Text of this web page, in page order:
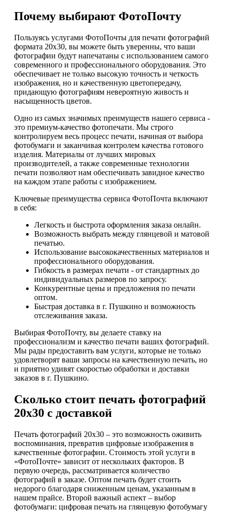
Почему выбирают ФотоПочту
Пользуясь услугами ФотоПочты для печати фотографий
формата 20х30, вы можете быть уверенны, что ваши
фотографии будут напечатаны с использованием самого
современного и профессионального оборудования. Это
обеспечивает не только высокую точность и четкость
изображения, но и качественную цветопередачу,
придающую фотографиям невероятную живость и
насыщенность цветов.
Одно из самых значимых преимуществ нашего сервиса -
это премиум-качество фотопечати. Мы строго
контролируем весь процесс печати, начиная от выбора
фотобумаги и заканчивая контролем качества готового
изделия. Материалы от лучших мировых
производителей, а также современные технологии
печати позволяют нам обеспечивать завидное качество
на каждом этапе работы с изображением.
Ключевые преимущества сервиса ФотоПочта включают
в себя:
Легкость и быстрота оформления заказа онлайн.
Возможность выбрать между глянцевой и матовой
печатью.
Использование высококачественных материалов и
профессионального оборудования.
Гибкость в размерах печати - от стандартных до
индивидуальных размеров по запросу.
Конкурентные цены и предложения по печати
оптом.
Быстрая доставка в г. Пушкино и возможность
отслеживания заказа.
Выбирая ФотоПочту, вы делаете ставку на
профессионализм и качество печати ваших фотографий.
Мы рады предоставить вам услуги, которые не только
удовлетворят ваши запросы на качественную печать, но
и приятно удивят скоростью обработки и доставки
заказов в г. Пушкино.
Сколько стоит печать фотографий
20х30 с доставкой
Печать фотографий 20х30 – это возможность оживить
воспоминания, превратив цифровые изображения в
качественные фотографии. Стоимость этой услуги в
«ФотоПочте» зависит от нескольких факторов. В
первую очередь, рассматривается количество
фотографий в заказе. Оптом печать будет стоить
недорого благодаря сниженным ценам, указанным в
нашем прайсе. Второй важный аспект – выбор
фотобумаги: цифровая печать на глянцевую фотобумагу